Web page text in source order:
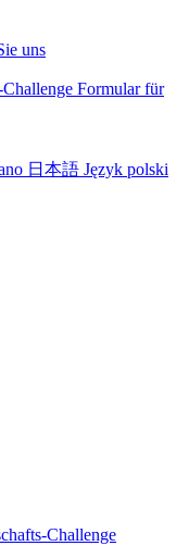
uns
Formular für
日本語 Język polski
Challenge